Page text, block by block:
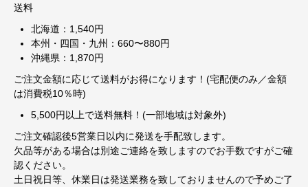
送料
北海道：1,540円
本州・四国・九州：660〜880円
沖縄県：1,870円
ご注文金額に応じて送料がお得になります！(宅配便のみ／金額
は消費税10％時)
5,500円以上で送料無料！(一部地域は対象外)
ご注文確認後5営業日以内に発送を手配致します。
欠品等がある場合は別途ご連絡を致しますのでお手数ですがご確
認ください。
土日祝日等、休業日は発送業務を致しておりませんので予めご了